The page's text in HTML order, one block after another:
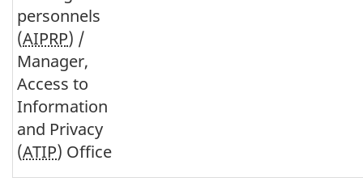
personnels
(AIPRP) /
Manager,
Access to
Information
and Privacy
(ATIP) Office